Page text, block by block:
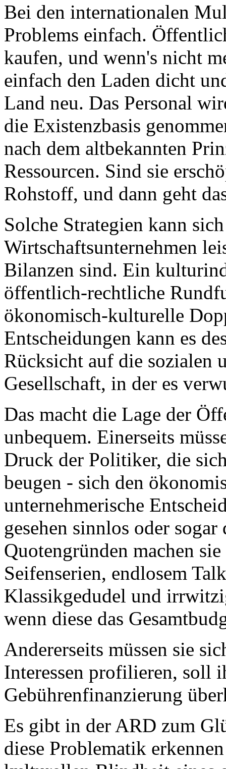
Bei den internationalen
Problems einfach.
kaufen, und wenn's nicht
einfach den Laden dicht
Land neu. Das Personal
die Existenzbasis
nach dem altbekannten
Ressourcen. Sind sie
Rohstoff, und dann geht
Solche Strategien kann
Wirtschaftsunternehmen
Bilanzen sind. Ein
öffentlich-rechtliche
ökonomisch-kulturelle
Entscheidungen kann es
Rücksicht auf die sozialen
Gesellschaft, in der es
Das macht die Lage der
unbequem. Einerseits
Druck der Politiker, die
beugen - sich den
unternehmerische
gesehen sinnlos oder
Quotengründen machen
Seifenserien, endlosem
Klassikgedudel und
wenn diese das
Andererseits müssen sie
Interessen profilieren, soll
Gebührenfinanzierung
Es gibt in der ARD zum
diese Problematik